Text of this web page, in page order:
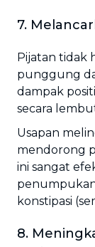
7.
Pijatan tidak
punggung
dampak
secara
Usapan
mendorong
ini sangat
konstipasi
8.